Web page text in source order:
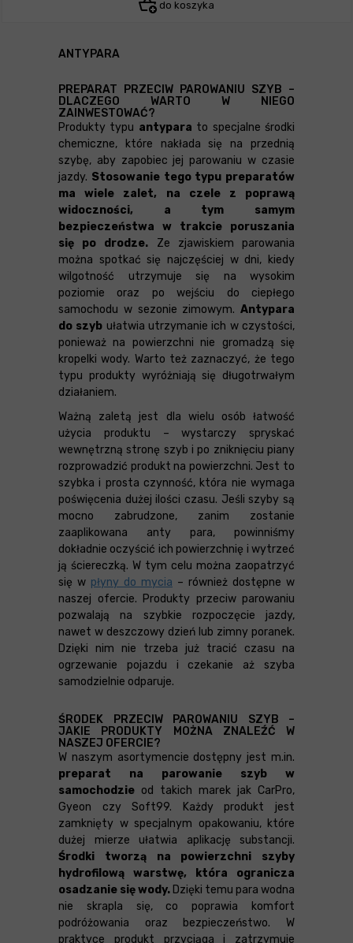
do koszyka
ANTYPARA
PREPARAT PRZECIW PAROWANIU SZYB –
DLACZEGO WARTO W NIEGO
ZAINWESTOWAĆ?
Produkty typu antypara to specjalne środki
chemiczne, które nakłada się na przednią
szybę, aby zapobiec jej parowaniu w czasie
jazdy. Stosowanie tego typu preparatów
ma wiele zalet, na czele z poprawą
widoczności, a tym samym
bezpieczeństwa w trakcie poruszania
się po drodze. Ze zjawiskiem parowania
można spotkać się najczęściej w dni, kiedy
wilgotność utrzymuje się na wysokim
poziomie oraz po wejściu do ciepłego
samochodu w sezonie zimowym. Antypara
do szyb ułatwia utrzymanie ich w czystości,
ponieważ na powierzchni nie gromadzą się
kropelki wody. Warto też zaznaczyć, że tego
typu produkty wyróżniają się długotrwałym
działaniem.
Ważną zaletą jest dla wielu osób łatwość
użycia produktu – wystarczy spryskać
wewnętrzną stronę szyb i po zniknięciu piany
rozprowadzić produkt na powierzchni. Jest to
szybka i prosta czynność, która nie wymaga
poświęcenia dużej ilości czasu. Jeśli szyby są
mocno zabrudzone, zanim zostanie
zaaplikowana anty para, powinniśmy
dokładnie oczyścić ich powierzchnię i wytrzeć
ją ściereczką. W tym celu można zaopatrzyć
się w płyny do mycia – również dostępne w
naszej ofercie. Produkty przeciw parowaniu
pozwalają na szybkie rozpoczęcie jazdy,
nawet w deszczowy dzień lub zimny poranek.
Dzięki nim nie trzeba już tracić czasu na
ogrzewanie pojazdu i czekanie aż szyba
samodzielnie odparuje.
ŚRODEK PRZECIW PAROWANIU SZYB –
JAKIE PRODUKTY MOŻNA ZNALEŹĆ W
NASZEJ OFERCIE?
W naszym asortymencie dostępny jest m.in.
preparat na parowanie szyb w
samochodzie od takich marek jak CarPro,
Gyeon czy Soft99. Każdy produkt jest
zamknięty w specjalnym opakowaniu, które
dużej mierze ułatwia aplikację substancji.
Środki tworzą na powierzchni szyby
hydrofilową warstwę, która ogranicza
osadzanie się wody. Dzięki temu para wodna
nie skrapla się, co poprawia komfort
podróżowania oraz bezpieczeństwo. W
praktyce produkt przyciąga i zatrzymuje